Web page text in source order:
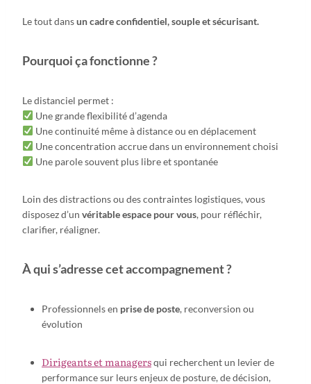
Le tout dansun cadre confidentiel, souple et sécurisant.
Pourquoi ça fonctionne ?
Le distanciel permet :
Une grande flexibilité d’agenda
Une continuité même à distance ou en déplacement
Une concentration accrue dans un environnement choisi
Une parole souvent plus libre et spontanée
Loin des distractions ou des contraintes logistiques, vous
disposez d’un véritable espace pour vous, pour réfléchir,
clarifier, réaligner.
À qui s’adresse cet accompagnement ?
Professionnels en prise de poste, reconversion ou
évolution
Dirigeants et managersqui recherchent un levier de
performance sur leurs enjeux de posture, de décision,